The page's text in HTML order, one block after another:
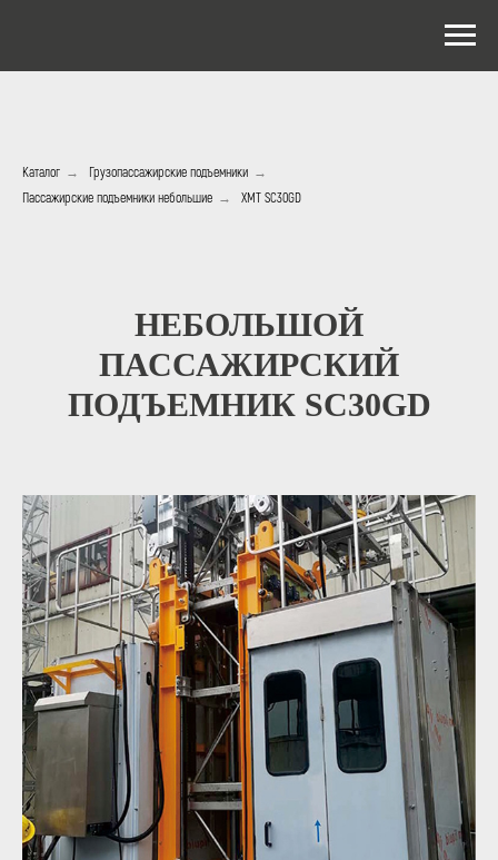
Каталог → Грузопассажирские подъемники →
Пассажирские подъемники небольшие → XMT SC30GD
НЕБОЛЬШОЙ
ПАССАЖИРСКИЙ
ПОДЪЕМНИК SC30GD